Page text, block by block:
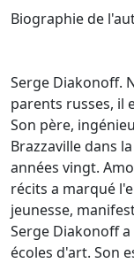
Biographie de
Serge Diakonoff.
parents russes, il
Son père,
Brazzaville dans
années vingt.
récits a marqué
jeunesse,
Serge Diakonoff
écoles d'art. Son